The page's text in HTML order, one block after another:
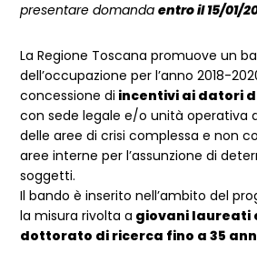
presentare domandaentro il 15/01/
La Regione Toscana promuove un
dell’occupazione per l’anno 2018-
concessione di incentivi ai datori
con sede legale e/o unità operativa
delle aree di crisi complessa e non
aree interne per l’assunzione di
soggetti.
Il bando è inserito nell’ambito del
la misura rivolta a giovani laureati
dottorato di ricerca fino a 35